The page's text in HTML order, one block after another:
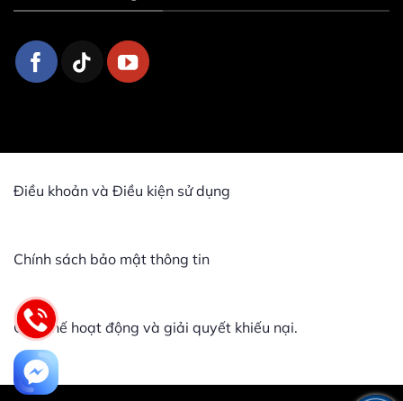
Điều khoản và Điều kiện sử dụng
Chính sách bảo mật thông tin
Quy chế hoạt động và giải quyết khiếu nại.